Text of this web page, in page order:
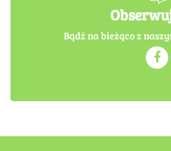
Bądź na bieżąco z